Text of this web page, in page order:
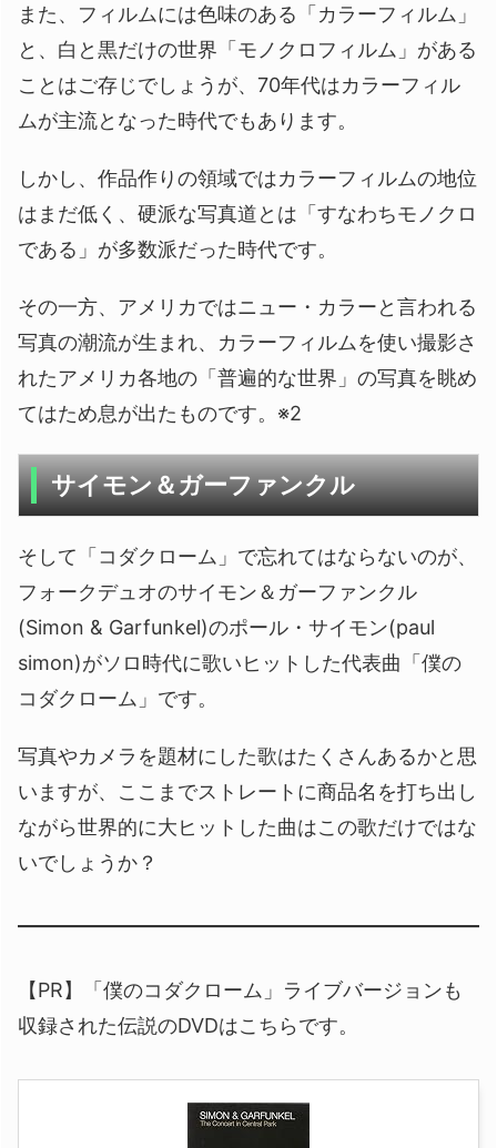
また、フィルムには色味のある「カラーフィルム」
と、白と黒だけの世界「モノクロフィルム」がある
ことはご存じでしょうが、70年代はカラーフィル
ムが主流となった時代でもあります。
しかし、作品作りの領域ではカラーフィルムの地位
はまだ低く、硬派な写真道とは「すなわちモノクロ
である」が多数派だった時代です。
その一方、アメリカではニュー・カラーと言われる
写真の潮流が生まれ、カラーフィルムを使い撮影さ
れたアメリカ各地の「普遍的な世界」の写真を眺め
てはため息が出たものです。※2
サイモン＆ガーファンクル
そして「コダクローム」で忘れてはならないのが、
フォークデュオのサイモン＆ガーファンクル
(Simon & Garfunkel)のポール・サイモン(paul
simon)がソロ時代に歌いヒットした代表曲「僕の
コダクローム」です。
写真やカメラを題材にした歌はたくさんあるかと思
いますが、ここまでストレートに商品名を打ち出し
ながら世界的に大ヒットした曲はこの歌だけではな
いでしょうか？
【PR】「僕のコダクローム」ライブバージョンも
収録された伝説のDVDはこちらです。